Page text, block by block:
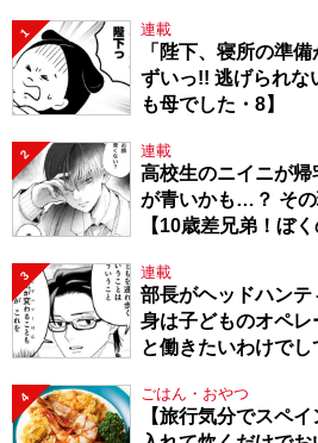
1 連載
「陛下、寝所の準
ずいっ!! 逃げられ
も母でした・8】
2 連載
高校生のニイニが
が青いかも…？ そ
【10歳差兄弟！ぼ
3 連載
部長がヘッドハン
身は子どものオペレ
と働きたいわけで
4 ごはん・おやつ
【旅行気分でスペ